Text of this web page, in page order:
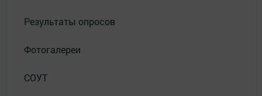
Результаты опросов
Фотогалереи
СОУТ